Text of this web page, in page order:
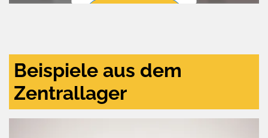
Beispiele aus dem
Zentrallager